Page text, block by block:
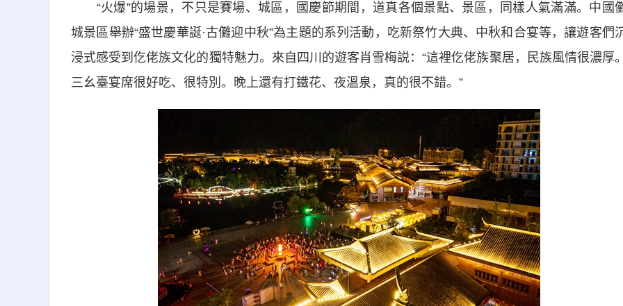
“火爆”的場景，不只是賽場、城區，國慶節期間，道真各個景點、景區，同樣人氣滿滿。中國
城景區舉辦“盛世慶華誕·古儺迎中秋”為主題的系列活動，吃新祭竹大典、中秋和合宴等，讓遊客們
浸式感受到仡佬族文化的獨特魅力。來自四川的遊客肖雪梅説：“這裡仡佬族聚居，民族風情很濃厚
三幺臺宴席很好吃、很特別。晚上還有打鐵花、夜溫泉，真的很不錯。”